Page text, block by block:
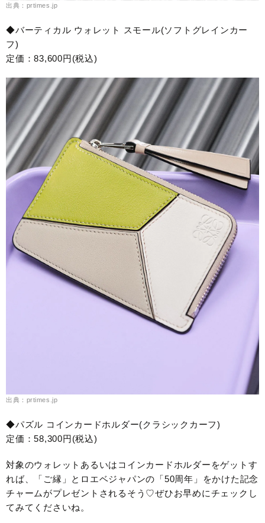
出典：prtimes.jp
◆バーティカル ウォレット スモール(ソフトグレインカー
フ)
定価：83,600円(税込)
出典：prtimes.jp
◆パズル コインカードホルダー(クラシックカーフ)
定価：58,300円(税込)
対象のウォレットあるいはコインカードホルダーをゲットす
れば、「ご縁」とロエベジャパンの「50周年」をかけた記念
チャームがプレゼントされるそう♡ぜひお早めにチェックし
てみてくださいね。